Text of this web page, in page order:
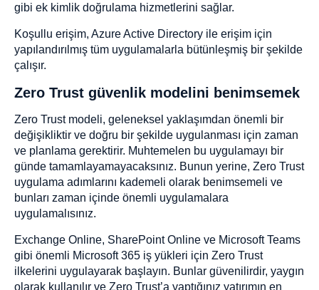
gibi ek kimlik doğrulama hizmetlerini sağlar.
Koşullu erişim, Azure Active Directory ile erişim için
yapılandırılmış tüm uygulamalarla bütünleşmiş bir şekilde
çalışır.
Zero Trust güvenlik modelini benimsemek
Zero Trust modeli, geleneksel yaklaşımdan önemli bir
değişikliktir ve doğru bir şekilde uygulanması için zaman
ve planlama gerektirir. Muhtemelen bu uygulamayı bir
günde tamamlayamayacaksınız. Bunun yerine, Zero Trust
uygulama adımlarını kademeli olarak benimsemeli ve
bunları zaman içinde önemli uygulamalara
uygulamalısınız.
Exchange Online, SharePoint Online ve Microsoft Teams
gibi önemli Microsoft 365 iş yükleri için Zero Trust
ilkelerini uygulayarak başlayın. Bunlar güvenilirdir, yaygın
olarak kullanılır ve Zero Trust’a yaptığınız yatırımın en